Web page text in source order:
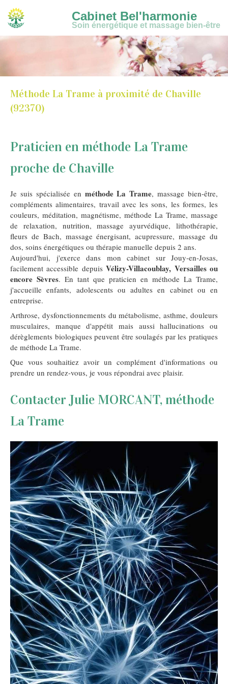
Cabinet Bel'harmonie
Soin énergétique et massage bien-être
Méthode La Trame à proximité de Chaville
(92370)
Praticien en méthode La Trame
proche de Chaville
Je suis spécialisée en méthode La Trame, massage bien-être,
compléments alimentaires, travail avec les sons, les formes, les
couleurs, méditation, magnétisme, méthode La Trame, massage
de relaxation, nutrition, massage ayurvédique, lithothérapie,
fleurs de Bach, massage énergisant, acupressure, massage du
dos, soins énergétiques ou thérapie manuelle depuis 2 ans.
Aujourd'hui, j'exerce dans mon cabinet sur Jouy-en-Josas,
facilement accessible depuisVélizy-Villacoublay, Versailles ou
encore Sèvres. En tant que praticien en méthode La Trame,
j'accueille enfants, adolescents ou adultes en cabinet ou en
entreprise.
Arthrose, dysfonctionnements du métabolisme, asthme, douleurs
musculaires, manque d'appétit mais aussi hallucinations ou
dérèglements biologiques peuvent être soulagés par les pratiques
de méthode La Trame.
Que vous souhaitiez avoir un complément d'informations ou
prendre un rendez-vous, je vous répondrai avec plaisir.
Contacter Julie MORCANT, méthode
La Trame